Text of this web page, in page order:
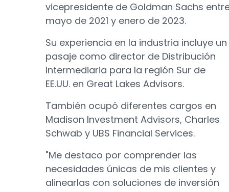
vicepresidente de Goldman Sachs
mayo de 2021 y enero de 2023.
Su experiencia en la industria incluye un
pasaje como director de Distribución
Intermediaria para la región Sur de
EE.UU. en Great Lakes Advisors.
También ocupó diferentes cargos en
Madison Investment Advisors, Charles
Schwab y UBS Financial Services.
"Me destaco por comprender las
necesidades únicas de mis clientes y
alinearlas con soluciones de inversión